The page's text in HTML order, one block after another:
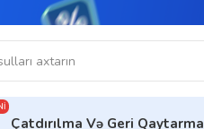
Çatdırılma Və Geri Qaytarma